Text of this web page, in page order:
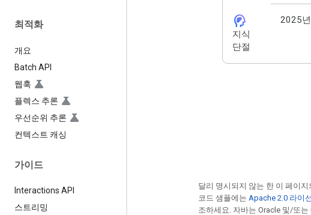
최적화
개요
Batch API
웹훅
플렉스 추론
우선순위 추론
컨텍스트 캐싱
가이드
Interactions API
스트리밍
cognition_2
지식
단절
2025
달리 명시되지 않는 한 이 페이
코드 샘플에는 Apache 2.0 라이
조하세요. 자바는 Oracle 및/또